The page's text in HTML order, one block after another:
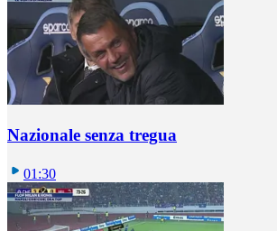
Nazionale senza tregua
01:30